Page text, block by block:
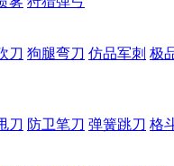
刀 狗腿弯刀 仿品军刺 极
刀 防卫笔刀 弹簧跳刀 格